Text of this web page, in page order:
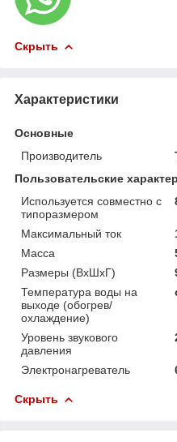
Скрыть
Характеристики
Основные
Производитель
Пользовательские
Используется совместно с
типоразмером
Максимальный ток
Масса
Размеры (ВхШхГ)
Температура воды на
выходе (обогрев/
охлаждение)
Уровень звукового
давления
Электронагреватель
Скрыть